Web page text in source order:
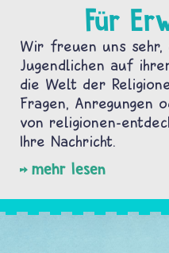
Für
Wir freuen uns sehr,
Jugendlichen auf
die Welt der
Fragen, Anregungen
von religionen-
Ihre Nachricht.
mehr lesen